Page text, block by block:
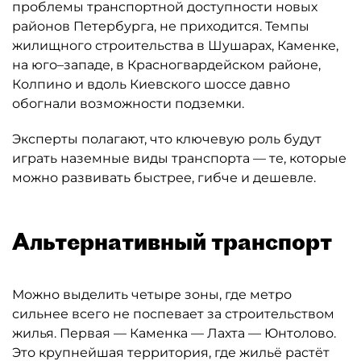
проблемы транспортной доступности новых
районов Петербурга, не приходится. Темпы
жилищного строительства в Шушарах, Каменке,
на юго–западе, в Красногвардейском районе,
Колпино и вдоль Киевского шоссе давно
обогнали возможности подземки.
Эксперты полагают, что ключевую роль будут
играть наземные виды транспорта — те, которые
можно развивать быстрее, гибче и дешевле.
Альтернативный транспорт
Можно выделить четыре зоны, где метро
сильнее всего не поспевает за строительством
жилья. Первая — Каменка — Лахта — Юнтолово.
Это крупнейшая территория, где жильё растёт